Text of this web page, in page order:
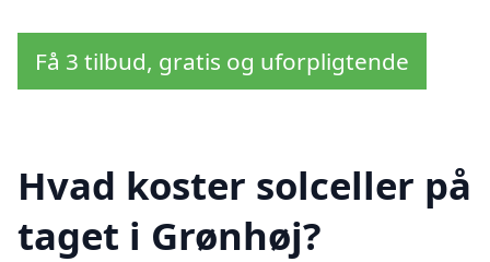
Få 3 tilbud, gratis og uforpligtende
Hvad koster solceller på
taget i Grønhøj?